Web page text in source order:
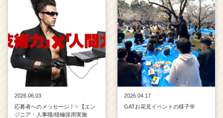
2026.06.03
応募者へのメッセージ！✨【エン
ジニア・人事職/積極採用実施
2026.04.17
GATお花見イベントの様子🌸